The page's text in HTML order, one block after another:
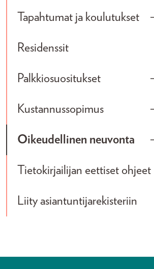
Tapahtumat ja koulutukset
Residenssit
Palkkiosuositukset
Kustannussopimus
Oikeudellinen neuvonta
Tietokirjailijan eettiset ohjeet
Liity asiantuntijarekisteriin